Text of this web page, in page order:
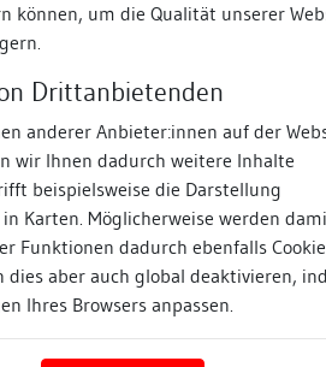
können, um die Qualität unserer
Drittanbietenden
anderer Anbieter:innen auf der
wir Ihnen dadurch weitere Inhalte
beispielsweise die Darstellung
Karten. Möglicherweise werden
Funktionen dadurch ebenfalls
dies aber auch global deaktivieren,
Ihres Browsers anpassen.
Zugeordnete
Teil einer
Dachwerke (vgl.
Beschreibung